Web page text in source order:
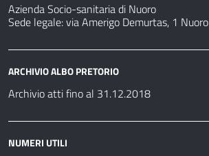
Azienda Socio-sanitaria di Nuoro
Sede legale: via Amerigo Demurtas, 1 Nuoro
ARCHIVIO ALBO PRETORIO
Archivio atti fino al 31.12.2018
NUMERI UTILI